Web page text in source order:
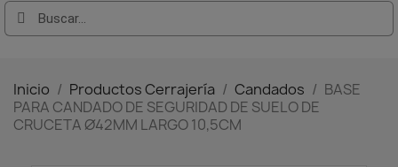
Inicio Productos Cerrajería Candados
BASE
PARA CANDADO DE SEGURIDAD DE SUELO DE
CRUCETA Ø42MM LARGO 10,5CM